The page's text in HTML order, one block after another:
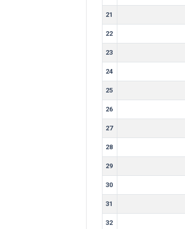
21
22
23
24
25
26
27
28
29
30
31
32